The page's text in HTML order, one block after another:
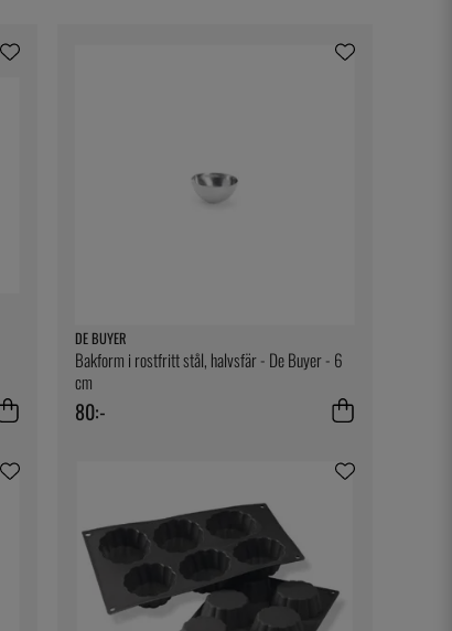
DE BUYER
Bakform i rostfritt stål, halvsfär - De Buyer - 6
cm
80:-